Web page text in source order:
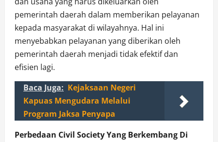
pemerintah daerah dalam memberikan pelayanan
kepada masyarakat di wilayahnya. Hal ini
menyebabkan pelayanan yang diberikan oleh
pemerintah daerah menjadi tidak efektif dan
efisien lagi.
Baca Juga: Kejaksaan Negeri
Kapuas Mengudara Melalui
Program Jaksa Penyapa
Perbedaan Civil Society Yang Berkembang Di